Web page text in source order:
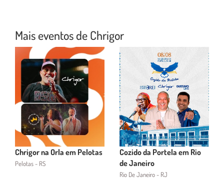
Mais eventos de Chrigor
Chrigor na Orla em Pelotas
Pelotas - RS
Cozido da Portela em Rio
de Janeiro
Rio De Janeiro - RJ